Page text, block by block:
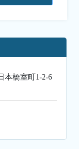
本橋室町1-2-6